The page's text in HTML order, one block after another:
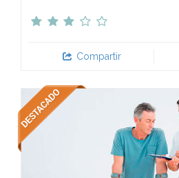
Compartir